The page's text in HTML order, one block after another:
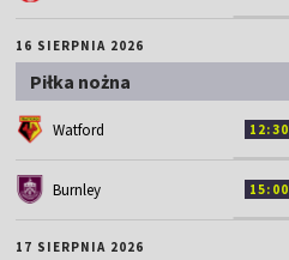
16 SIERPNIA 2026
Piłka nożna
Watford 12:30
Burnley 15:00
17 SIERPNIA 2026